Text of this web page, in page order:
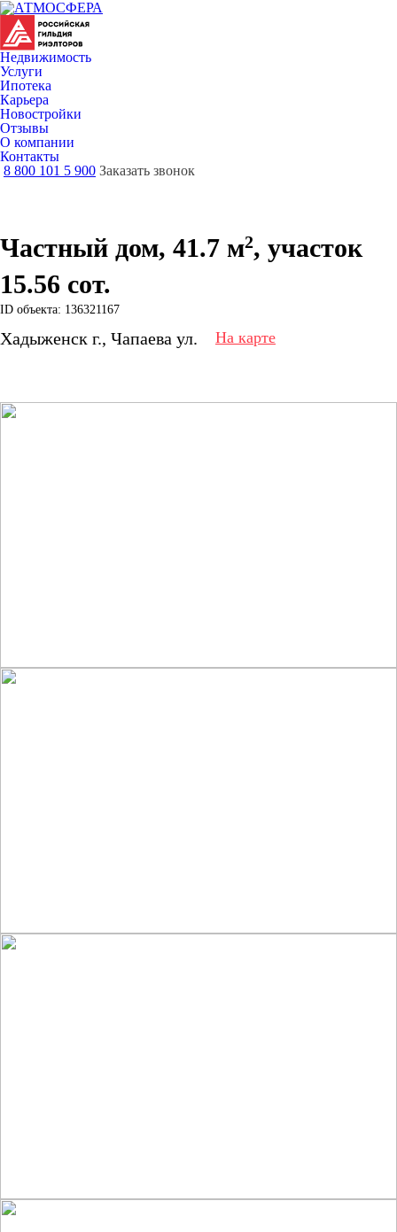
Недвижимость
Услуги
Ипотека
Карьера
Новостройки
Отзывы
О компании
Контакты
8 800 101 5 900 Заказать звонок
Частный дом, 41.7 м2, участок
15.56 сот.
ID объекта: 136321167
Хадыженск г., Чапаева ул. На карте